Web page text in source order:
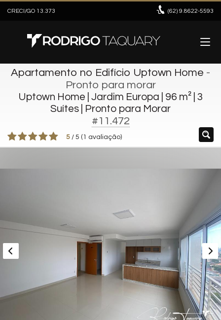
CRECI/GO 13.373 (62) 9.8622-5593
Apartamento no Edifício Uptown Home -
Pronto para morar
Uptown Home | Jardim Europa | 96 m² | 3
Suítes | Pronto para Morar
#11.472
5 / 5 ( 1 avaliação)